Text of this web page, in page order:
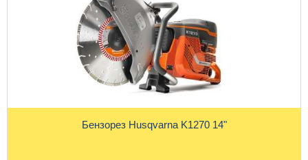
Бензорез Husqvarna K1270 14"